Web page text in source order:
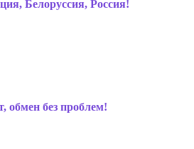
Белоруссия, Россия!
обмен без проблем!